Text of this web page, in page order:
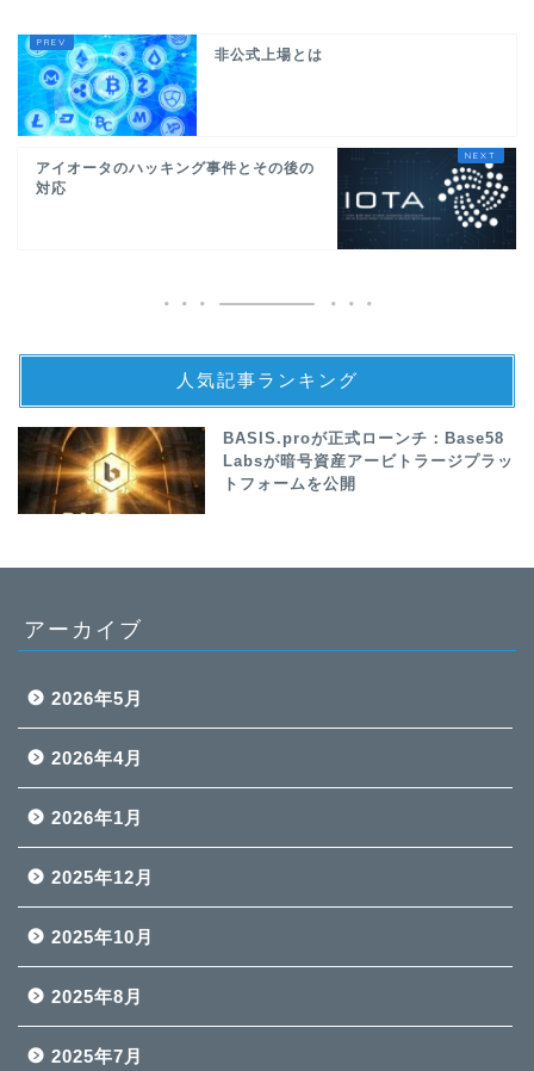
非公式上場とは
アイオータのハッキング事件とその後の
対応
人気記事ランキング
BASIS.proが正式ローンチ：Base58
Labsが暗号資産アービトラージプラッ
トフォームを公開
アーカイブ
2026年5月
2026年4月
2026年1月
2025年12月
2025年10月
2025年8月
2025年7月